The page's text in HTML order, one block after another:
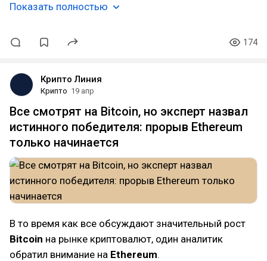
Показать полностью
174
Крипто Линия
Крипто 19 апр
Все смотрят на Bitcoin, но эксперт назвал
истинного победителя: прорыв Ethereum
только начинается
В то время как все обсуждают значительный рост
Bitcoin на рынке криптовалют, один аналитик
обратил внимание на Ethereum.